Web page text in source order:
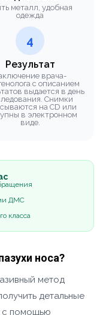
металл, удобная
одежда
4
Результат
врача-
с описанием
выдается в день
Снимки
на CD или
в электронном
виде.
ДМС
класса
носа?
метод
детальные
с помощью